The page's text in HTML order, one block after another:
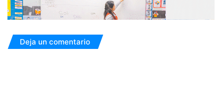
Deja un comentario